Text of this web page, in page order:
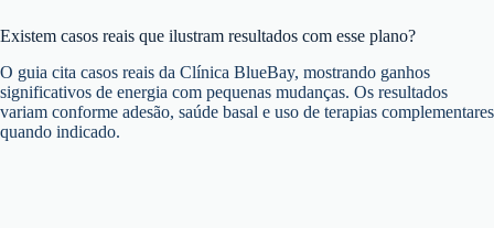
Existem casos reais que ilustram resultados com esse plano?
O guia cita casos reais da Clínica BlueBay, mostrando ganhos
significativos de energia com pequenas mudanças. Os resultados
variam conforme adesão, saúde basal e uso de terapias complementares
quando indicado.